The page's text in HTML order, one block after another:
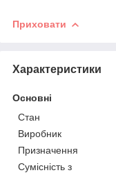
Приховати
Характеристики
Основні
Стан
Виробник
Призначення
Сумісність з